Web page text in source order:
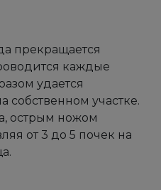
прекращается
каждые
удается
собственном участке.
острым ножом
от 3 до 5 почек на